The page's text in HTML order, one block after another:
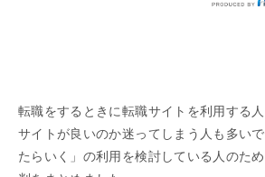
転職をするときに転職サイトを利用する
サイトが良いのか迷ってしまう人も多い
たらいく」の利用を検討している人のた